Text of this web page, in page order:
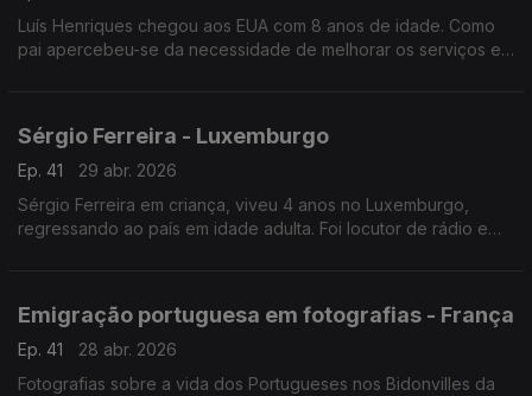
Luís Henriques chegou aos EUA com 8 anos de idade. Como
pai apercebeu-se da necessidade de melhorar os serviços e
Sérgio Ferreira - Luxemburgo
Ep. 41
29 abr. 2026
Sérgio Ferreira em criança, viveu 4 anos no Luxemburgo,
regressando ao país em idade adulta. Foi locutor de rádio e
Emigração portuguesa em fotografias - França
Ep. 41
28 abr. 2026
Fotografias sobre a vida dos Portugueses nos Bidonvilles da